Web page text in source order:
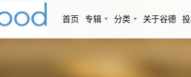
首页 专辑 分类 关于谷德